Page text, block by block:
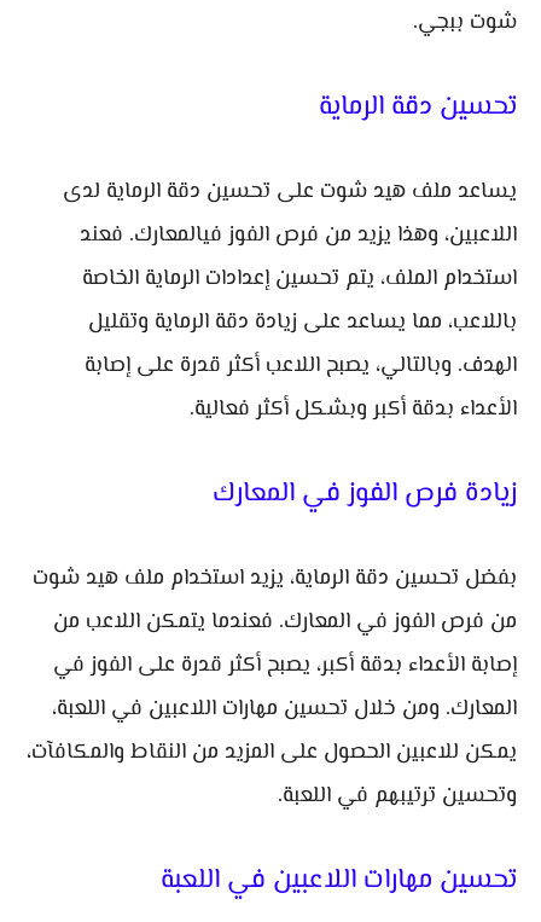
شوت ببجي.
تحسين دقة الرماية
يساعد ملف هيد شوت على تحسين دقة الرماية لدى
اللاعبين، وهذا يزيد من فرص الفوز فيالمعارك. فعند
استخدام الملف، يتم تحسين إعدادات الرماية الخاصة
باللاعب، مما يساعد على زيادة دقة الرماية وتقليل
الهدف. وبالتالي، يصبح اللاعب أكثر قدرة على إصابة
الأعداء بدقة أكبر وبشكل أكثر فعالية.
زيادة فرص الفوز في المعارك
بفضل تحسين دقة الرماية، يزيد استخدام ملف هيد شوت
من فرص الفوز في المعارك. فعندما يتمكن اللاعب من
إصابة الأعداء بدقة أكبر، يصبح أكثر قدرة على الفوز في
المعارك. ومن خلال تحسين مهارات اللاعبين في اللعبة،
يمكن للاعبين الحصول على المزيد من النقاط والمكافآت،
وتحسين ترتيبهم في اللعبة.
تحسين مهارات اللاعبين في اللعبة